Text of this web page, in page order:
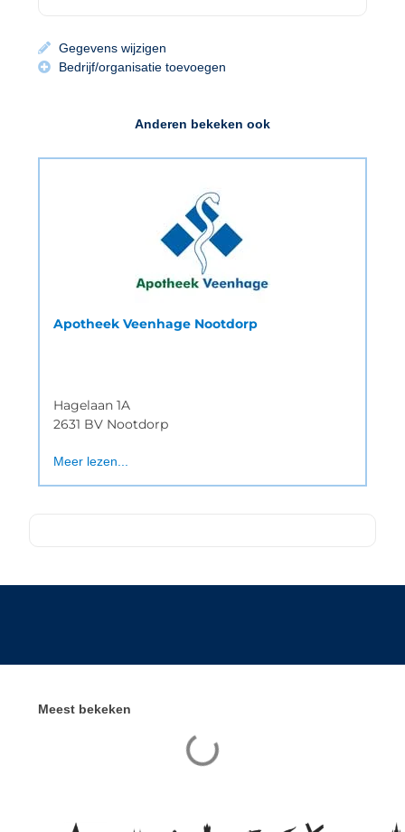
Gegevens wijzigen
Bedrijf/organisatie toevoegen
Anderen bekeken ook
Apotheek Veenhage Nootdorp
Hagelaan 1A
2631 BV Nootdorp
Meer lezen...
Meest bekeken